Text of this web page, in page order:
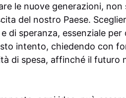
le nuove generazioni,
del nostro Paese.
di speranza, essenziale
intento, chiedendo con
di spesa, affinché il futuro